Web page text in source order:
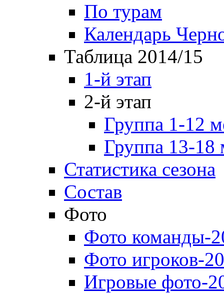
По турам
Календарь
Таблица 2014/15
1-й этап
2-й этап
Группа 1-12
Группа 13-18
Статистика сезона
Состав
Фото
Фото команды-
Фото игроков-
Игровые фото-